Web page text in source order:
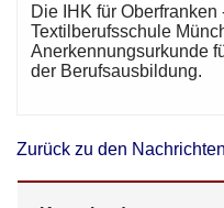
Die IHK für
Textilberufsschule
Anerkennungsurkunde
der Berufsausbildung.
Zurück zu den Nachrichten